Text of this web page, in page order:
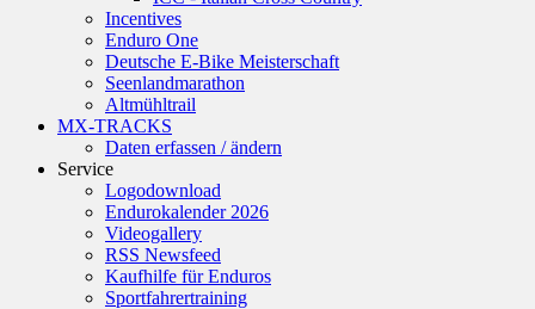
Incentives
Enduro One
Deutsche E-Bike Meisterschaft
Seenlandmarathon
Altmühltrail
MX-TRACKS
Daten erfassen / ändern
Service
Logodownload
Endurokalender 2026
Videogallery
RSS Newsfeed
Kaufhilfe für Enduros
Sportfahrertraining